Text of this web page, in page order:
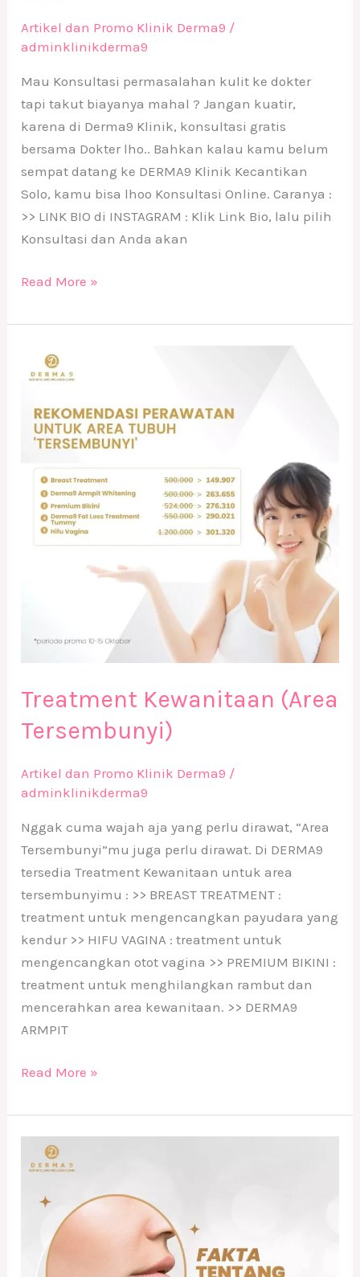
Artikel dan Promo Klinik Derma9 /
adminklinikderma9
Mau Konsultasi permasalahan kulit ke dokter
tapi takut biayanya mahal ? Jangan kuatir,
karena di Derma9 Klinik, konsultasi gratis
bersama Dokter lho.. Bahkan kalau kamu belum
sempat datang ke DERMA9 Klinik Kecantikan
Solo, kamu bisa lhoo Konsultasi Online. Caranya :
>> LINK BIO di INSTAGRAM : Klik Link Bio, lalu pilih
Konsultasi dan Anda akan
Read More »
Treatment Kewanitaan (Area
Tersembunyi)
Artikel dan Promo Klinik Derma9 /
adminklinikderma9
Nggak cuma wajah aja yang perlu dirawat, “Area
Tersembunyi”mu juga perlu dirawat. Di DERMA9
tersedia Treatment Kewanitaan untuk area
tersembunyimu : >> BREAST TREATMENT :
treatment untuk mengencangkan payudara yang
kendur >> HIFU VAGINA : treatment untuk
mengencangkan otot vagina >> PREMIUM BIKINI :
treatment untuk menghilangkan rambut dan
mencerahkan area kewanitaan. >> DERMA9
ARMPIT
Treatment
Kewanitaan
Tersembunyi)
Read More »
Double
Chin
Insecure